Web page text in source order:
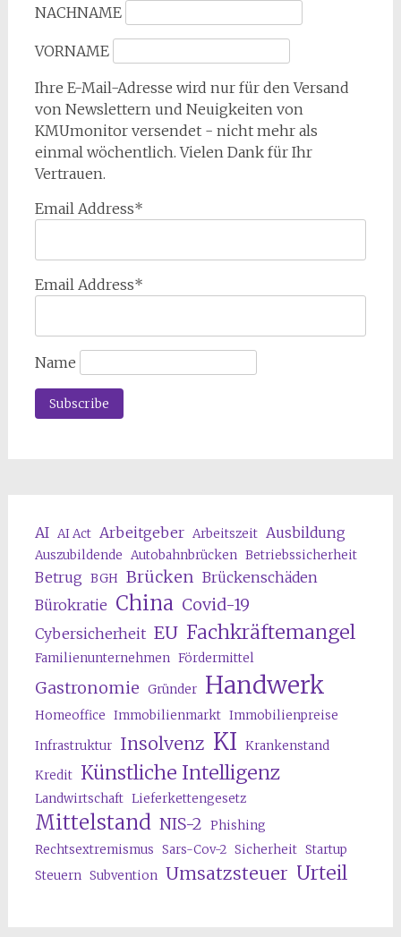
NACHNAME
VORNAME
Ihre E-Mail-Adresse wird nur für den Versand
von Newslettern und Neuigkeiten von
KMUmonitor versendet - nicht mehr als
einmal wöchentlich. Vielen Dank für Ihr
Vertrauen.
Email Address*
Email Address*
Name
AI AI Act Arbeitgeber Arbeitszeit Ausbildung
Auszubildende Autobahnbrücken Betriebssicherheit
Betrug BGH Brücken Brückenschäden
Bürokratie China Covid-19
Cybersicherheit EU Fachkräftemangel
Familienunternehmen Fördermittel
Gastronomie Gründer Handwerk
Homeoffice Immobilienmarkt Immobilienpreise
Infrastruktur Insolvenz KI Krankenstand
Kredit Künstliche Intelligenz
Landwirtschaft Lieferkettengesetz
Mittelstand NIS-2 Phishing
Rechtsextremismus Sars-Cov-2 Sicherheit Startup
Steuern Subvention Umsatzsteuer Urteil